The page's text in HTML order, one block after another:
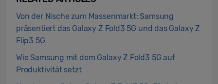
Von der Nische zum Massenmarkt: Samsung
präsentiert das Galaxy Z Fold3 5G und das Galaxy Z
Flip3 5G
Wie Samsung mit dem Galaxy Z Fold3 5G auf
Produktivität setzt